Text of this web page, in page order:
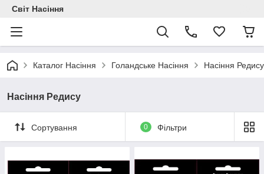
Світ Насіння
Каталог Насіння Голандське Насіння Насіння Редису
Насіння Редису
Сортування 0 Фільтри